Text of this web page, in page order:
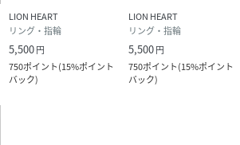
といった願いを込めて。
かったインポートシルバージュエリー
プとして、海外の新進デザイナー達の
に紹介。
LION HEART
リング・指輪
5,500円
750ポイント(15%ポイント
バック)
LION HEART
リング・指輪
5,500円
750ポイント(15%ポイント
バック)